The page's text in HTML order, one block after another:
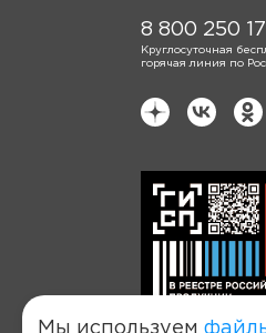
8 800 250
Круглосуточная
горячая линия по
Мы используем